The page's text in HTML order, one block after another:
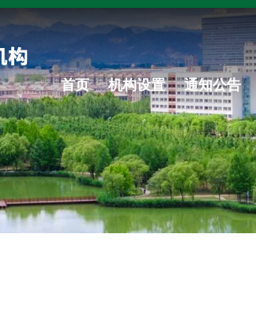
首页 机构设置 通知公告